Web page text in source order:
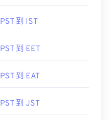
PST 到 IST
PST 到 EET
PST 到 EAT
PST 到 JST